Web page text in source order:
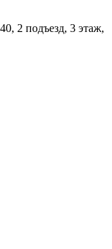
2 подъезд, 3 этаж,